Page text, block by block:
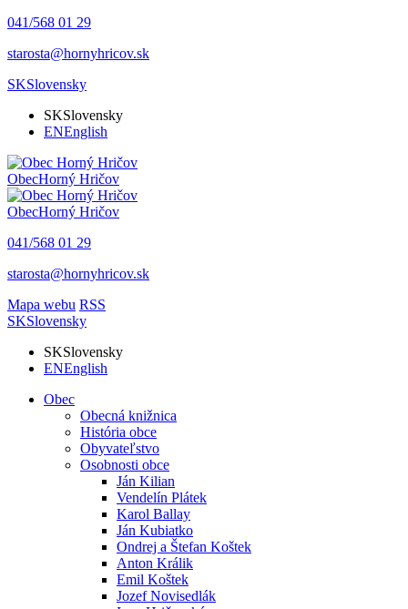
041/568 01 29
starosta@hornyhricov.sk
SKSlovensky
SKSlovensky
ENEnglish
ObecHorný Hričov
ObecHorný Hričov
041/568 01 29
starosta@hornyhricov.sk
Mapa webu RSS
SKSlovensky
SKSlovensky
ENEnglish
Obec
Obecná knižnica
História obce
Obyvateľstvo
Osobnosti obce
Ján Kilian
Vendelín Plátek
Karol Ballay
Ján Kubiatko
Ondrej a Štefan Koštek
Anton Králik
Emil Koštek
Jozef Novisedlák